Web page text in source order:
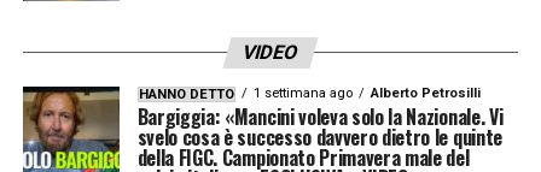
VIDEO
HANNO DETTO 1 settimana ago Alberto Petrosilli
Bargiggia: «Mancini voleva solo la Nazionale. Vi
svelo cosa è successo davvero dietro le quinte
della FIGC. Campionato Primavera male del